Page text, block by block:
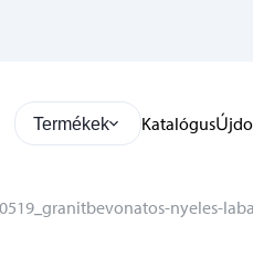
Termékek Katalógus
nyeles-